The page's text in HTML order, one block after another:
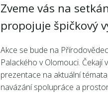
Zveme vás na
propojuje špičkový
Akce se bude na
Palackého v Olomouci. Čekají
prezentace na aktuální
navázání spolupráce a